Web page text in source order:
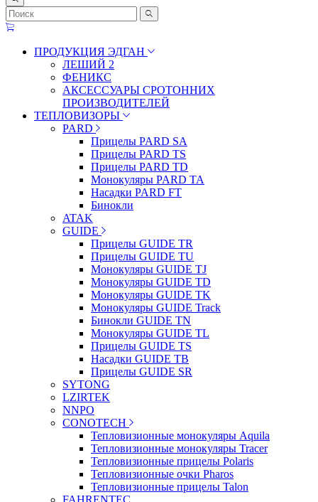
ПРОДУКЦИЯ ЭДГАН
ЛЕШИЙ 2
ФЕНИКС
АКСЕССУАРЫ СРОТОННИХ
ПРОИЗВОДИТЕЛЕЙ
ТЕПЛОВИЗОРЫ
PARD
Прицелы PARD SA
Прицелы PARD TS
Прицелы PARD TD
Монокуляры PARD TA
Насадки PARD FT
Бинокли
ATAK
GUIDE
Прицелы GUIDE TR
Прицелы GUIDE TU
Монокуляры GUIDE TJ
Монокуляры GUIDE TD
Монокуляры GUIDE TK
Монокуляры GUIDE Track
Бинокли GUIDE TN
Монокуляры GUIDE TL
Прицелы GUIDE TS
Насадки GUIDE TB
Прицелы GUIDE SR
SYTONG
LZIRTEK
NNPO
CONOTECH
Тепловизионные монокуляры Aquila
Тепловизионные монокуляры Tracer
Тепловизионные прицелы Polaris
Тепловизионные очки Pharos
Тепловизионные прицелы Talon
FAHRENTEC